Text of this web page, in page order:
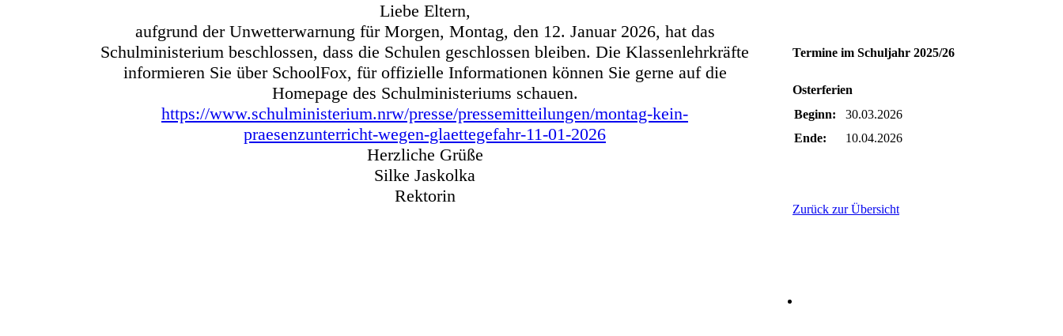
Liebe Eltern,
aufgrund der Unwetterwarnung für Morgen, Montag, den 12. Januar 2026, hat das
Schulministerium beschlossen, dass die Schulen geschlossen bleiben. Die Klassenlehrkräfte
informieren Sie über SchoolFox, für offizielle Informationen können Sie gerne auf die
Homepage des Schulministeriums schauen.
https://www.schulministerium.nrw/presse/pressemitteilungen/montag-kein-
praesenzunterricht-wegen-glaettegefahr-11-01-2026
Herzliche Grüße
Silke Jaskolka
Rektorin
Termine im Schuljahr 2025/26
Osterferien
Beginn:
30.03.2026
Ende:
10.04.2026
Zurück zur Übersicht